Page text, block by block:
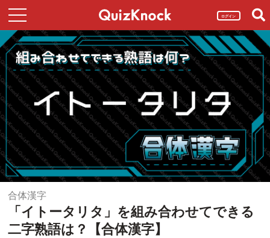
ログイン
合体漢字
「イトータリタ」を組み合わせてできる
二字熟語は？【合体漢字】